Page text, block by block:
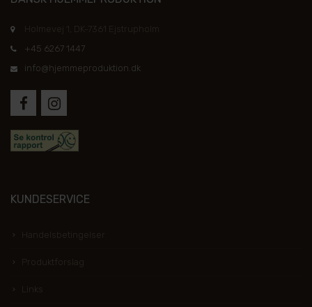
Holmevej 1, DK-7361 Ejstrupholm
+45 6267 1447
info@hjemmeproduktion.dk
KUNDESERVICE
Handelsbetingelser
Produktforslag